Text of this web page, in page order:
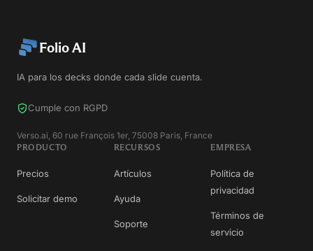
Folio AI
IA para los decks donde cada slide cuenta.
Cumple con RGPD
Verso.ai, 60 rue François 1er, 75008 Paris, France
PRODUCTO
Precios
Solicitar demo
RECURSOS
Artículos
Ayuda
Soporte
EMPRESA
Política de
privacidad
Términos de
servicio